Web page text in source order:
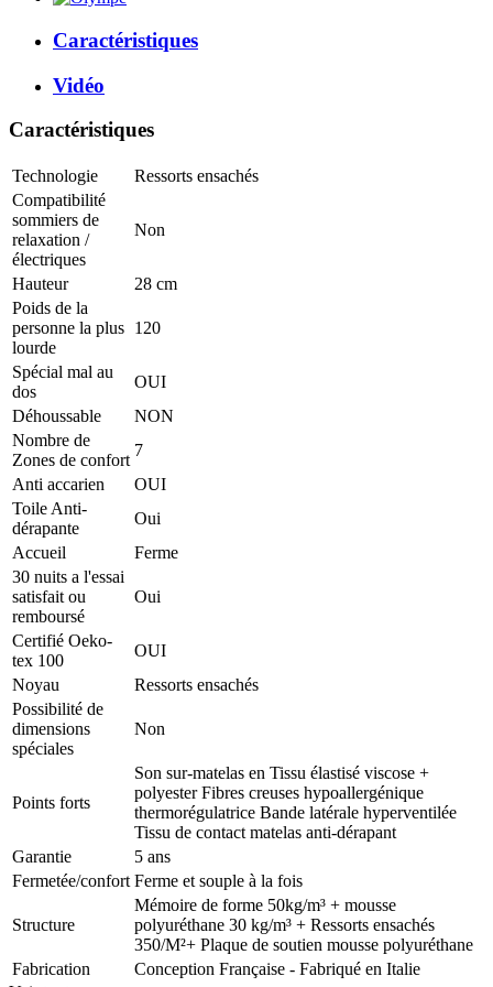
Caractéristiques
Vidéo
Caractéristiques
Technologie
Ressorts ensachés
Compatibilité
sommiers de
relaxation /
électriques
Non
Hauteur
28 cm
Poids de la
personne la plus
lourde
120
Spécial mal au
dos
OUI
Déhoussable
NON
Nombre de
Zones de confort
7
Anti accarien
OUI
Toile Anti-
dérapante
Oui
Accueil
Ferme
30 nuits a l'essai
satisfait ou
remboursé
Oui
Certifié Oeko-
tex 100
OUI
Noyau
Ressorts ensachés
Possibilité de
dimensions
spéciales
Non
Points forts
Son sur-matelas en Tissu élastisé viscose +
polyester Fibres creuses hypoallergénique
thermorégulatrice Bande latérale hyperventilée
Tissu de contact matelas anti-dérapant
Garantie
5 ans
Fermetée/confort Ferme et souple à la fois
Structure
Mémoire de forme 50kg/m³ + mousse
polyuréthane 30 kg/m³ + Ressorts ensachés
350/M²+ Plaque de soutien mousse polyuréthane
Fabrication
Conception Française - Fabriqué en Italie